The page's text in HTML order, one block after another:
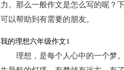
力。那么一般作文是怎么写的呢？
可以帮助到有需要的朋友。
我的理想六年级作文1
理想，是每个人心中的一个梦